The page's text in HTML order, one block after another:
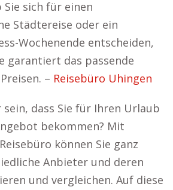
sich für einen
Städtereise oder ein
Wochenende entscheiden,
garantiert das passende
– Reisebüro Uhingen
sein, dass Sie für Ihren Urlaub
bekommen? Mit
können Sie ganz
Anbieter und deren
und vergleichen. Auf diese